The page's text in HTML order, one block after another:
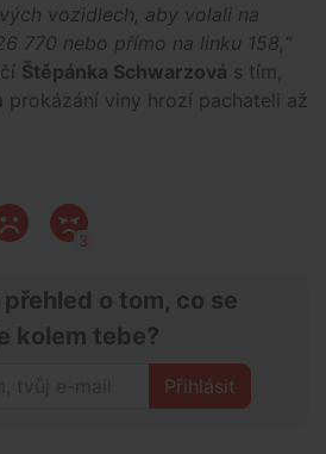
vozidlech, aby volali na
770 nebo přímo na linku 158,“
Štěpánka Schwarzová s tím,
prokázání viny hrozí pachateli až
3
o tom, co se
kolem tebe?
Přihlásit